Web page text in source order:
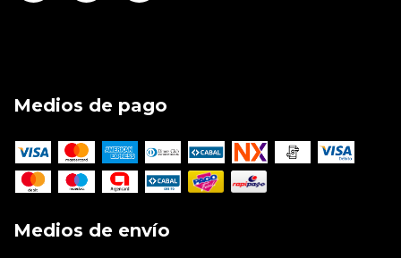
Medios de pago
Medios de envío